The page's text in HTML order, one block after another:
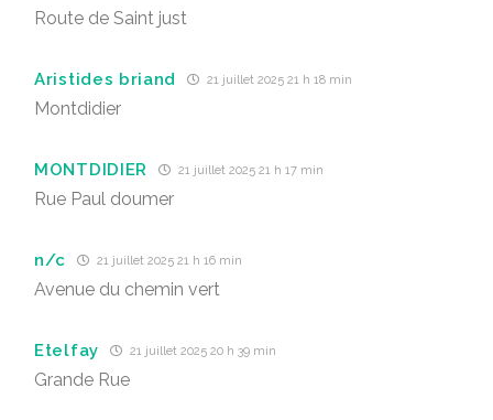
Route de Saint just
Aristides briand 21 juillet 2025 21 h 18 min
Montdidier
MONTDIDIER 21 juillet 2025 21 h 17 min
Rue Paul doumer
n/c 21 juillet 2025 21 h 16 min
Avenue du chemin vert
Etelfay 21 juillet 2025 20 h 39 min
Grande Rue